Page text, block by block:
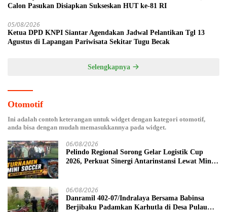
Calon Pasukan Disiapkan Sukseskan HUT ke-81 RI
05/08/2026
Ketua DPD KNPI Siantar Agendakan Jadwal Pelantikan Tgl 13
Agustus di Lapangan Pariwisata Sekitar Tugu Becak
Selengkapnya
Otomotif
Ini adalah contoh keterangan untuk widget dengan kategori otomotif,
anda bisa dengan mudah memasukkannya pada widget.
06/08/2026
Pelindo Regional Sorong Gelar Logistik Cup
2026, Perkuat Sinergi Antarinstansi Lewat Mini
06/08/2026
Danramil 402-07/Indralaya Bersama Babinsa
Berjibaku Padamkan Karhutla di Desa Pulau